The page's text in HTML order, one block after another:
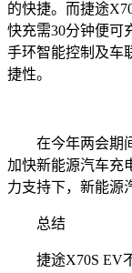
的快捷。而捷途
快充需30分钟便可
手环智能控制及车
捷性。
在今年两会期间
加快新能源汽车充
力支持下，新能源
总结
捷途X70S EV不